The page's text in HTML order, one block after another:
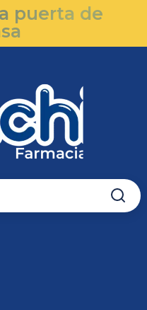
puerta de